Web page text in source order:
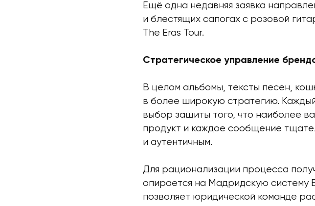
Ещё одна недавняя заявка
и блестящих сапогах с розовой
The Eras Tour.
Стратегическое управление
В целом альбомы, тексты песен,
в более широкую стратегию.
выбор защиты того, что наиболее
продукт и каждое сообщение
и аутентичным.
Для рационализации процесса
опирается на Мадридскую
позволяет юридической команде